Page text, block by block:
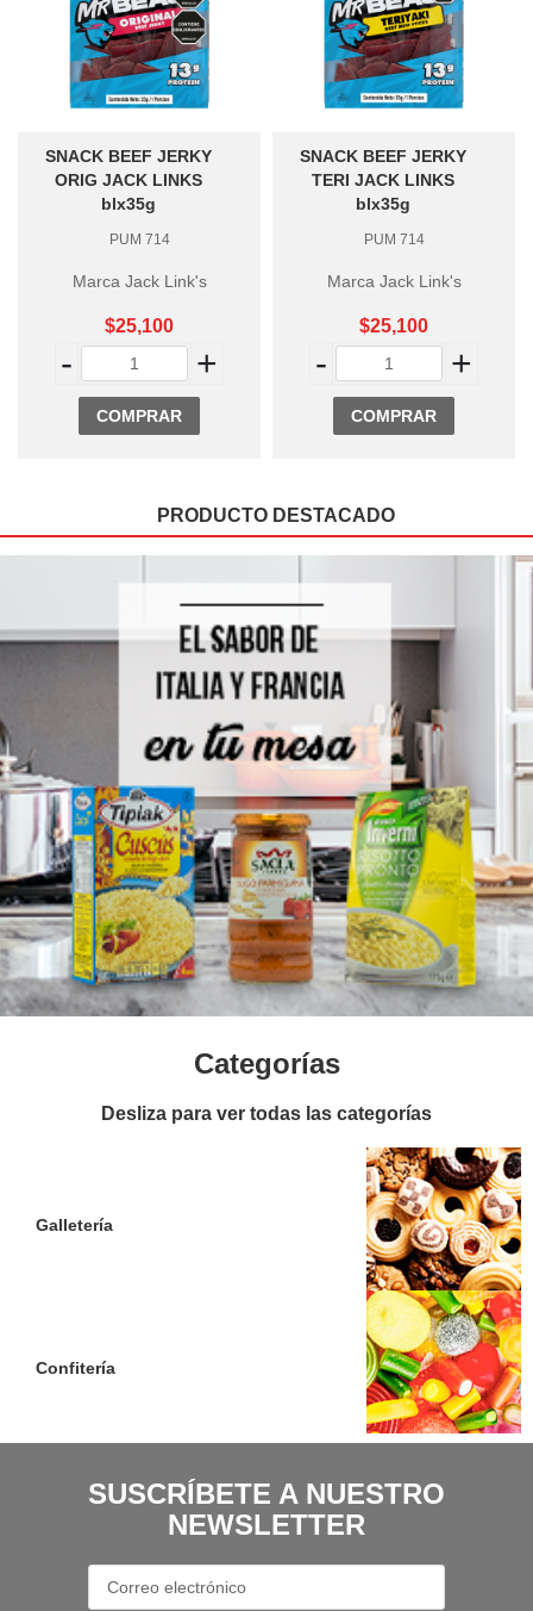
SNACK BEEF JERKY
ORIG JACK LINKS
blx35g
PUM 714
Marca Jack Link's
$25,100
- +
COMPRAR
SNACK BEEF JERKY
TERI JACK LINKS
blx35g
PUM 714
Marca Jack Link's
$25,100
- +
COMPRAR
PRODUCTO DESTACADO
Categorías
Desliza para ver todas las categorías
Galletería
Confitería
SUSCRÍBETE A NUESTRO
NEWSLETTER